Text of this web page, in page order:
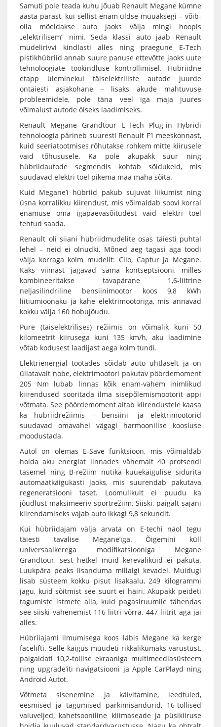
Samuti pole teada kuhu jõuab Renault Megane kümne
aasta pärast, kui sellist enam üldse müüaksegi – võib-
olla mõeldakse auto jaoks välja mingi hoopis
„elektrilisem” nimi. Seda klassi auto jääb Renault
mudelirivvi kindlasti alles ning praegune E-Tech
pistikhübriid annab suure panuse ettevõtte jaoks uute
tehnoloogiate töökindluse kontrollimisel. Hübriidne
etapp üleminekul täiselektriliste autode juurde
ontäiesti asjakohane – lisaks akude mahtuvuse
probleemidele, pole täna veel iga maja juures
võimalust autode öiseks laadimiseks.
Renault Megane Grandtour E-Tech Plug-in Hybridi
tehnoloogia pärineb suuresti Renault F1 meeskonnast,
kuid seeriatootmises rõhutakse rohkem mitte kiirusele
vaid tõhususele. Ka pole akupakk suur ning
hübriidautode segmendis kohtab sõidukeid, mis
suudavad elektri toel pikema maa maha sõita.
Kuid Megane’i hübriid pakub sujuvat liikumist ning
üsna korralikku kiirendust, mis võimaldab soovi korral
enamuse oma igapäevasõitudest vaid elektri toel
tehtud saada.
Renault oli siiani hübriidmudelite osas täiesti puhtal
lehel – neid ei olnudki. Mõned aeg tagasi aga toodi
välja korraga kolm mudelit: Clio, Captur ja Megane.
Kaks viimast jagavad sama kontseptsiooni, milles
kombineeritakse tavapärane 1,6-liitrine
neljasilindriline bensiinimootor koos 9,8 kWh
liitiumioonaku ja kahe elektrimootoriga, mis annavad
kokku välja 160 hobujõudu.
Pure (täiselektrilises) režiimis on võimalik kuni 50
kilomeetrit kiirusega kuni 135 km/h, aku laadimine
võtab kodusest laadijast aega kolm tundi.
Elektrienergial töötades sõidab auto ühtlaselt ja on
üllatavalt nobe, elektrimootori pakutav pöördemoment
205 Nm lubab linnas kõik enam-vähem inimlikud
kiirendused sooritada ilma sisepõlemismootorit appi
võtmata. See pöördemoment aitab kiirendustele kaasa
ka hübriidrežiimis – bensiini- ja elektrimootorid
suudavad omavahel vägagi harmoonilise koosluse
moodustada.
Autol on olemas E-Save funktsioon, mis võimaldab
hoida aku energiat linnades vähemalt 40 protsendi
tasemel ning B-režiim nutika kuuekäigulise sidurita
automaatkäigukasti jaoks, mis suurendab pakutava
regeneratsiooni taset. Loomulikult ei puudu ka
jõudlust maksimeeriv sportrežiim. Siiski, paigalt sajani
kiirendamiseks vajab auto ikkagi 9,8 sekundit.
Kui hübriidajam välja arvata on E-techi näol tegu
täiesti tavalise Megane’iga. Õigemini küll
universaalkerega modifikatsiooniga Megane
Grandtour, sest hetkel muid kerevalikuid ei pakuta.
Luukpära peaks lisanduma millalgi kevadel. Muidugi
lisab süsteem kokku pisut lisakaalu, 249 kilogrammi
jagu, kuid sõitmist see suurt ei häiri. Akupakk peideti
tagumiste istmete alla, kuid pagasiruumile tähendas
see siiski vähenemist 116 liitri võrra. 447 liitrit aga jäi
alles.
Hübriiajami ilmumisega koos läbis Megane ka kerge
facelifti. Selle käigus muudeti rikkalikumaks varustust,
paigaldati 10,2-tollise ekraaniga multimeediasüsteem
ning upgrade’iti navigatsiooni ja Apple CarPlayd ning
Android Autot.
Võtmeta sisenemine ja käivitamine, leedtuled,
eesmised ja tagumised parkimisandurid, 16-tollised
valuveljed, kahetsooniline kliimaseade ja püsikiiruse